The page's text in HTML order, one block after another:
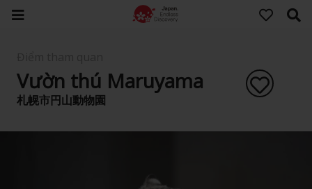
Vườn thú Maruyama
札幌市円山動物園